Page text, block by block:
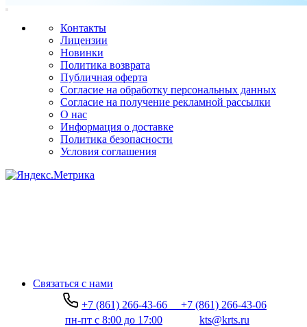
Контакты
Лицензии
Новинки
Политика возврата
Публичная оферта
Согласие на обработку персональных данных
Согласие на получение рекламной рассылки
О нас
Информация о доставке
Политика безопасности
Условия соглашения
Связаться с нами
+7 (861) 266-43-66
+7 (861) 266-43-06
пн-пт с 8:00 до 17:00
kts@krts.ru